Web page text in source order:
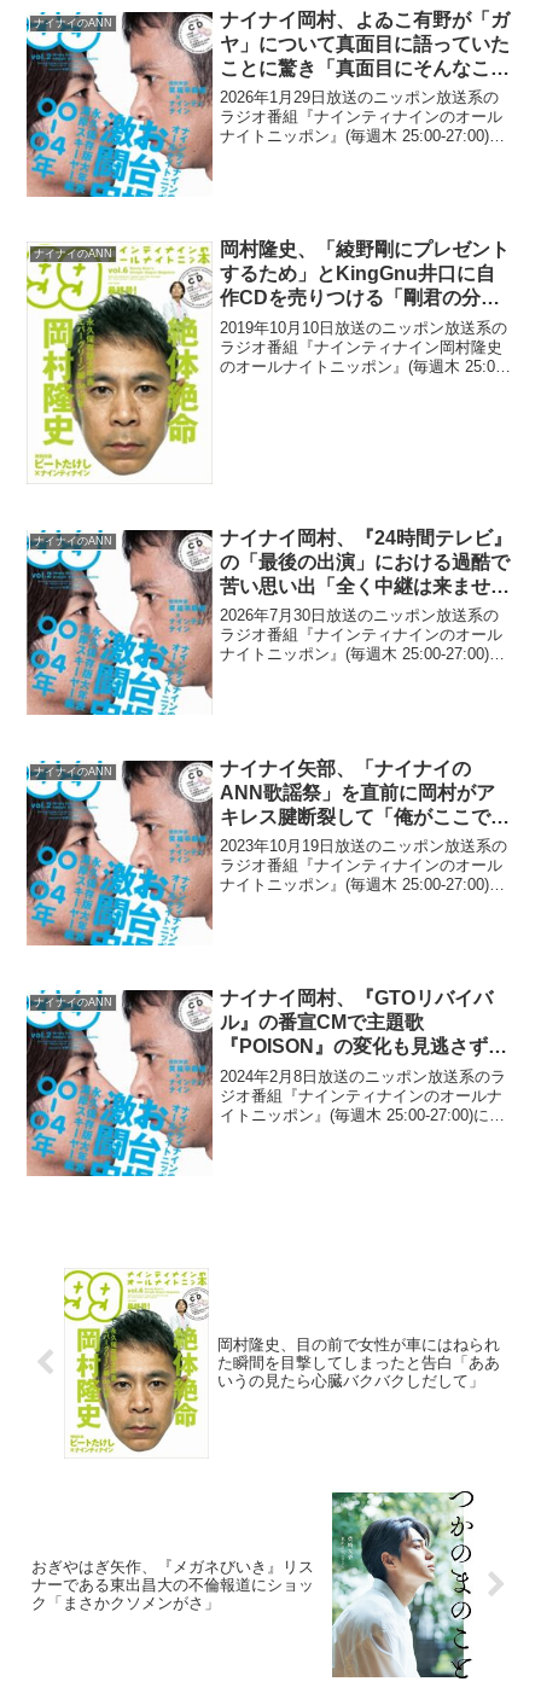
ナイナイのANN
ナイナイ岡村、よゐこ有野が「ガ
ヤ」について真面目に語っていた
ことに驚き「真面目にそんなこと
言うねんな、有野って」
2026年1月29日放送のニッポン放送系の
ラジオ番組『ナインティナインのオール
ナイトニッポン』(毎週木 25:00-27:00)に
ナイナイのANN
岡村隆史、「綾野剛にプレゼント
するため」とKingGnu井口に自
作CDを売りつける「剛君の分を
井口君が買ってくれたらいいの
よ」
2019年10月10日放送のニッポン放送系の
ラジオ番組『ナインティナイン岡村隆史
のオールナイトニッポン』(毎週木 25:00-
ナイナイのANN
ナイナイ岡村、『24時間テレビ』
の「最後の出演」における過酷で
苦い思い出「全く中継は来ません
でした」
2026年7月30日放送のニッポン放送系の
ラジオ番組『ナインティナインのオール
ナイトニッポン』(毎週木 25:00-27:00)に
ナイナイのANN
ナイナイ矢部、「ナイナイの
ANN歌謡祭」を直前に岡村がア
キレス腱断裂して「俺がここでも
しなったら…」と不安に「考えだ
したら怖いよね」
2023年10月19日放送のニッポン放送系の
ラジオ番組『ナインティナインのオール
ナイトニッポン』(毎週木 25:00-27:00)に
ナイナイのANN
ナイナイ岡村、『GTOリバイバ
ル』の番宣CMで主題歌
『POISON』の変化も見逃さず
「また違う『POISON』になって
ましたね」
2024年2月8日放送のニッポン放送系のラ
ジオ番組『ナインティナインのオールナ
イトニッポン』(毎週木 25:00-27:00)に
岡村隆史、目の前で女性が車にはねられ
た瞬間を目撃してしまったと告白「ああ
いうの見たら心臓バクバクしだして」
おぎやはぎ矢作、『メガネびいき』リス
ナーである東出昌大の不倫報道にショッ
ク「まさかクソメンがさ」